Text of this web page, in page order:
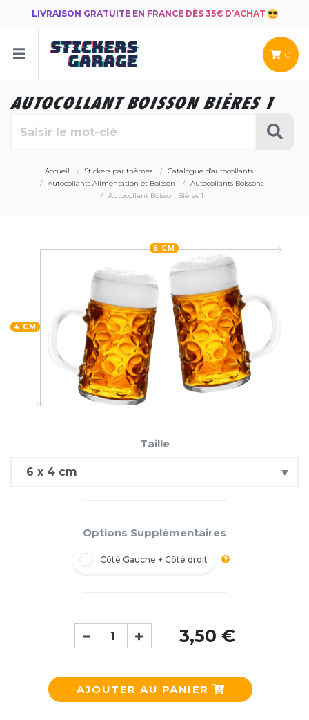
LIVRAISON GRATUITE EN FRANCE DÈS 35€ D’ACHAT
0
AUTOCOLLANT BOISSON BIÈRES 1
Accueil Stickers par thèmes
Catalogue d'autocollants
Autocollants Alimentation et Boisson
Autocollants Boissons
Autocollant Boisson Bières 1
4 CM
6 CM
Taille
Options Supplémentaires
Côté Gauche + Côté droit
3,50 €
AJOUTER AU PANIER